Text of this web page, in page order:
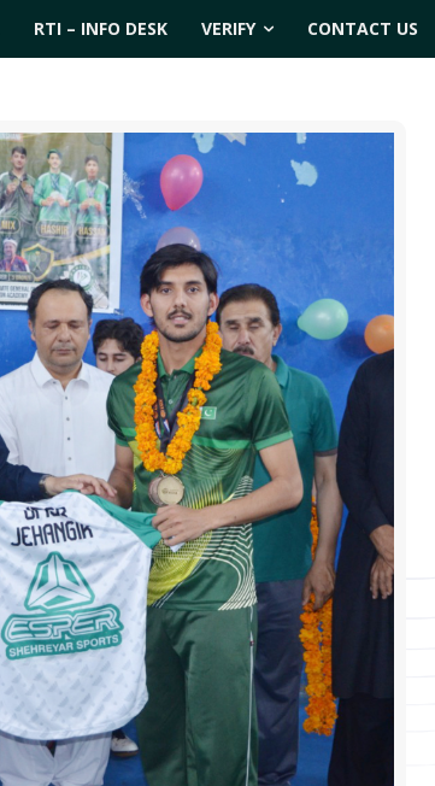
RTI – INFO DESK VERIFY CONTACT US